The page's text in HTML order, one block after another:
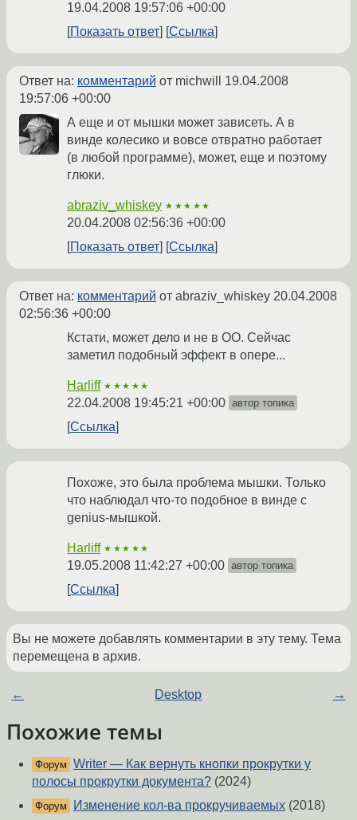
19.04.2008 19:57:06 +00:00
Показать ответ
Ссылка
Ответ на: комментарий от michwill 19.04.2008
19:57:06 +00:00
А еще и от мышки может зависеть. А в
винде колесико и вовсе отвратно работает
(в любой программе), может, еще и поэтому
глюки.
abraziv_whiskey ★★★★★
20.04.2008 02:56:36 +00:00
Показать ответ
Ссылка
Ответ на: комментарий от abraziv_whiskey 20.04.2008
02:56:36 +00:00
Кстати, может дело и не в OO. Сейчас
заметил подобный эффект в опере...
Harliff ★★★★★
22.04.2008 19:45:21 +00:00 автор топика
Ссылка
Похоже, это была проблема мышки. Только
что наблюдал что-то подобное в винде с
genius-мышкой.
Harliff ★★★★★
19.05.2008 11:42:27 +00:00 автор топика
Ссылка
Вы не можете добавлять комментарии в эту тему. Тема
перемещена в архив.
← Desktop →
Похожие темы
Форум Writer — Как вернуть кнопки прокрутки у
полосы прокрутки документа? (2024)
Форум Изменение кол-ва прокручиваемых (2018)